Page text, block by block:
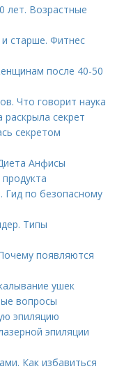
лет. Возрастные
старше. Фитнес
после 40-50
Что говорит наука
секрет
секретом
Анфисы
Гид по безопасному
Типы
появляются
ушек
вопросы
эпиляцию
эпиляции
Как избавиться